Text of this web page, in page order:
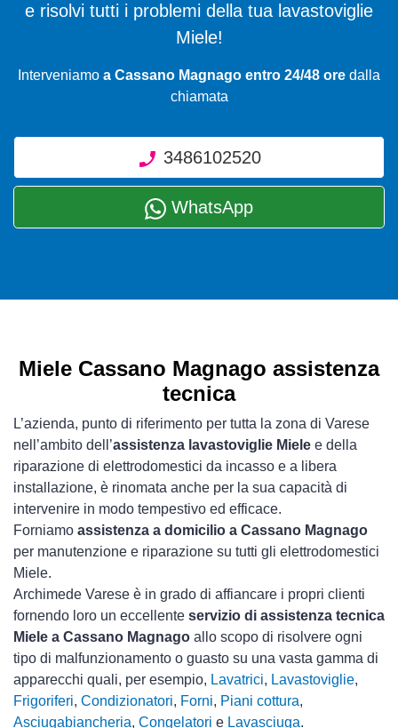
e risolvi tutti i problemi della tua lavastoviglie
Miele!
Interveniamo a Cassano Magnago entro 24/48 ore dalla
chiamata
3486102520
WhatsApp
Miele Cassano Magnago assistenza
tecnica
L’azienda, punto di riferimento per tutta la zona di Varese
nell’ambito dell’assistenza lavastoviglie Miele e della
riparazione di elettrodomestici da incasso e a libera
installazione, è rinomata anche per la sua capacità di
intervenire in modo tempestivo ed efficace.
Forniamo assistenza a domicilio a Cassano Magnago
per manutenzione e riparazione su tutti gli elettrodomestici
Miele.
Archimede Varese è in grado di affiancare i propri clienti
fornendo loro un eccellente servizio di assistenza tecnica
Miele a Cassano Magnago allo scopo di risolvere ogni
tipo di malfunzionamento o guasto su una vasta gamma di
apparecchi quali, per esempio, Lavatrici, Lavastoviglie,
Frigoriferi, Condizionatori, Forni, Piani cottura,
Asciugabiancheria, Congelatori e Lavasciuga.